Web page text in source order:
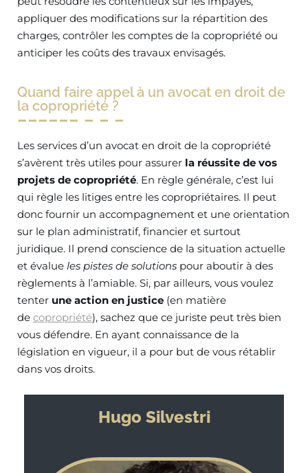
appliquer des modifications sur la répartition des
charges, contrôler les comptes de la copropriété ou
anticiper les coûts des travaux envisagés.
Quand faire appel à un avocat en droit de
la copropriété ?
Les services d’un avocat en droit de la copropriété
s’avèrent très utiles pour assurer la réussite de vos
projets de copropriété. En règle générale, c’est lui
qui règle les litiges entre les copropriétaires. Il peut
donc fournir un accompagnement et une orientation
sur le plan administratif, financier et surtout
juridique. Il prend conscience de la situation actuelle
et évalue les pistes de solutions pour aboutir à des
règlements à l’amiable. Si, par ailleurs, vous voulez
tenter une action en justice (en matière
de copropriété), sachez que ce juriste peut très bien
vous défendre. En ayant connaissance de la
législation en vigueur, il a pour but de vous rétablir
dans vos droits.
Hugo Silvestri